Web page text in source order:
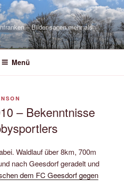
– Bilder sagen mehr als
Menü
– Bekenntnisse
Waldlauf über 8km, 700m
nach Geesdorf geradelt und
dem FC Geesdorf gegen